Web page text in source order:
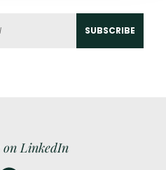
on LinkedIn